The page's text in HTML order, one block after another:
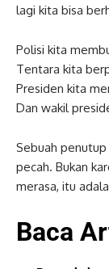
lagi kita bisa
Polisi kita
Tentara kita
Presiden kita
Dan wakil
Sebuah
pecah. Bukan
merasa, itu
Baca